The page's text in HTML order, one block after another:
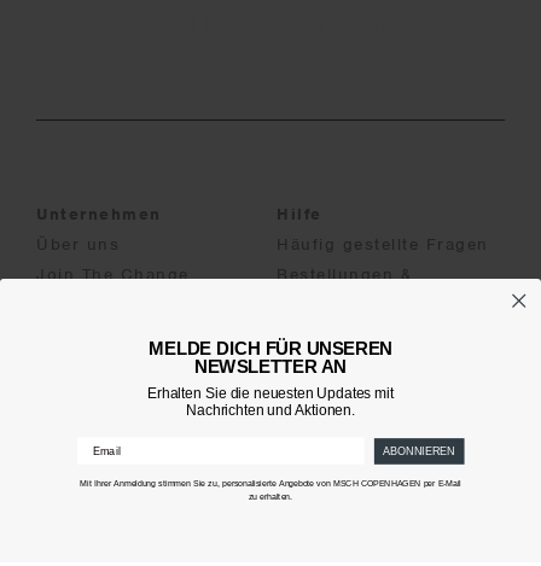
Unternehmen
Über uns
Join The Change
Hilfe
Häufig gestellte Fragen
Bestellungen &
Rücksendungen
Widerruf des Kaufs
Impressum
Konto
Studentenrabatt
MELDE DICH FÜR UNSEREN
NEWSLETTER AN
Erhalten Sie die neuesten Updates mit
Nachrichten und Aktionen.
ABONNIEREN
Mit Ihrer Anmeldung stimmen Sie zu, personalisierte Angebote von MSCH COPENHAGEN per E-Mail
zu erhalten.